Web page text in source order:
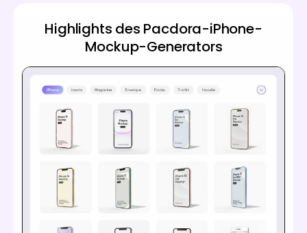
Highlights des Pacdora-iPhone-
Mockup-Generators